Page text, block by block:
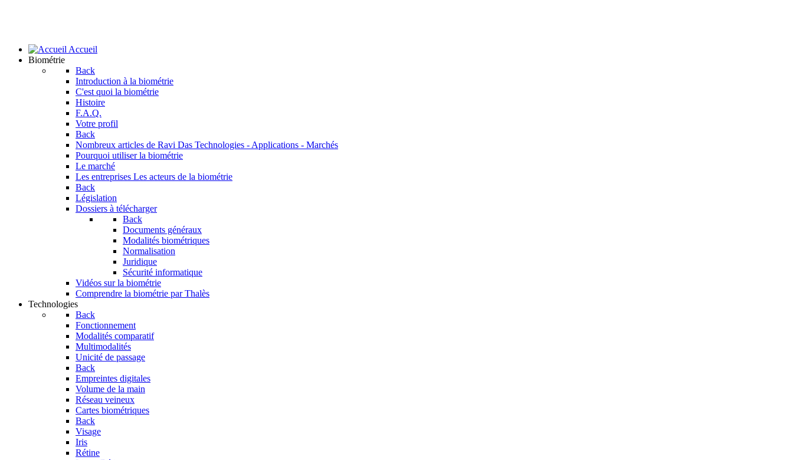
Accueil
Biométrie
Back
Introduction à la biométrie
C'est quoi la biométrie
Histoire
F.A.Q.
Votre profil
Back
Nombreux articles de Ravi Das Technologies - Applications - Marchés
Pourquoi utiliser la biométrie
Le marché
Les entreprises Les acteurs de la biométrie
Back
Législation
Dossiers à télécharger
Back
Documents généraux
Modalités biométriques
Normalisation
Juridique
Sécurité informatique
Vidéos sur la biométrie
Comprendre la biométrie par Thalès
Technologies
Back
Fonctionnement
Modalités comparatif
Multimodalités
Unicité de passage
Back
Empreintes digitales
Volume de la main
Réseau veineux
Cartes biométriques
Back
Visage
Iris
Rétine